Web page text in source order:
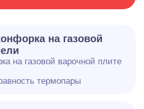
на газовой
на газовой варочной плите
термопары